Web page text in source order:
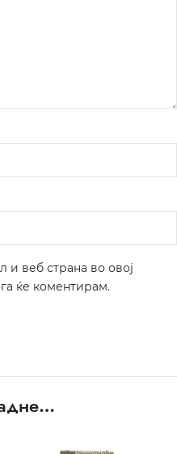
и веб страна во овој
ќе коментирам.